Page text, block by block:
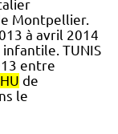
Montpellier.
à avril 2014
TUNIS
entre
de
le